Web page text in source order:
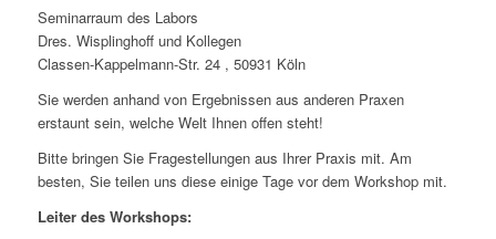
Seminarraum des Labors
Dres. Wisplinghoff und Kollegen
Classen-Kappelmann-Str. 24 , 50931 Köln
Sie werden anhand von Ergebnissen aus anderen Praxen
erstaunt sein, welche Welt Ihnen offen steht!
Bitte bringen Sie Fragestellungen aus Ihrer Praxis mit. Am
besten, Sie teilen uns diese einige Tage vor dem Workshop mit.
Leiter des Workshops: